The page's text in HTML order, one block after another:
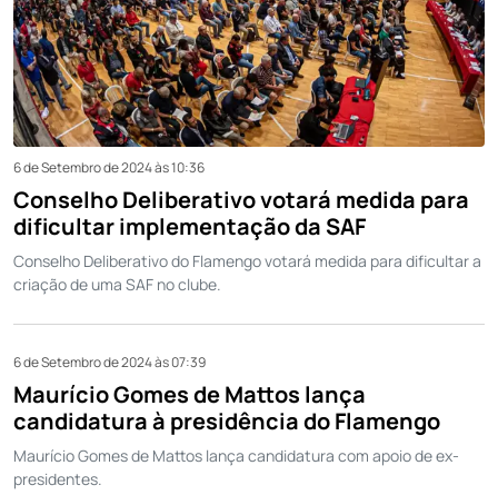
6 de Setembro de 2024 às 10:36
Conselho Deliberativo votará medida para
dificultar implementação da SAF
Conselho Deliberativo do Flamengo votará medida para dificultar a
criação de uma SAF no clube.
6 de Setembro de 2024 às 07:39
Maurício Gomes de Mattos lança
candidatura à presidência do Flamengo
Maurício Gomes de Mattos lança candidatura com apoio de ex-
presidentes.